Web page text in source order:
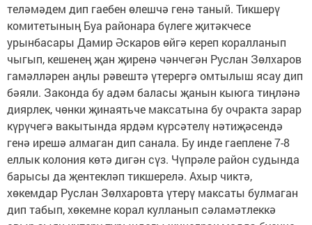
теләмәдем дип гаебен өлешчә генә таный. Тикшерү
комитетының Буа районара бүлеге җитәкчесе
урынбасары Дамир Әскаров өйгә кереп коралланып
чыгып, ке­шенең җан җиренә чәнчегән Руслан Зөл­харов
гамәлләрен аңлы рәвештә үтерергә омтылыш ясау дип
бәяли. Законда бу адәм баласы җанын кыюга тиңләнә
диярлек, чөнки җинаятьче максатына бу очракта зарар
күрүчегә вакытында ярдәм күрсәтелү нәтиҗәсендә
генә ирешә алмаган дип санала. Бу инде гаеплене 7-8
еллык колония көтә дигән сүз. Чүпрәле район судында
барысы да җентекләп тикшерелә. Ахыр чиктә,
хөкемдар Руслан Зөлхаровта үтерү максаты булмаган
дип табып, хөкемне корал кулланып сәламәтлеккә